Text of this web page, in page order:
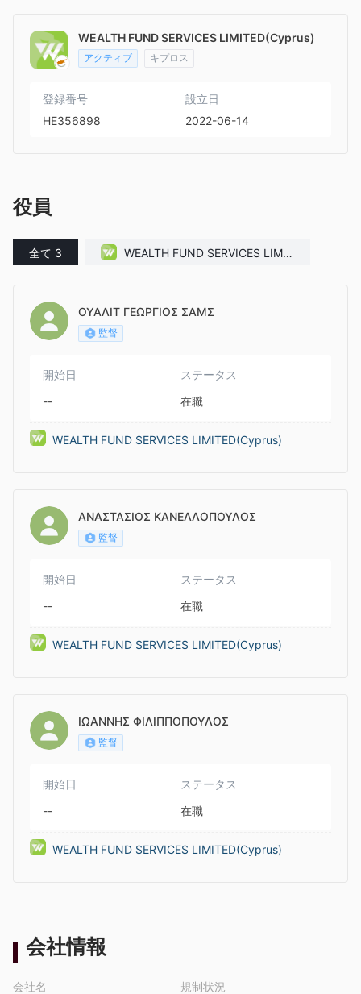
WEALTH FUND SERVICES LIMITED(Cyprus)
アクティブ キプロス
登録番号
HE356898
設立日
2022-06-14
役員
全て 3
WEALTH FUND SERVICES LIMIT
ΟΥΑΛΙΤ ΓΕΩΡΓΙΟΣ ΣΑΜΣ
監督
開始日
--
ステータス
在職
WEALTH FUND SERVICES LIMITED(Cyprus)
ΑΝΑΣΤΑΣΙΟΣ ΚΑΝΕΛΛΟΠΟΥΛΟΣ
監督
開始日
--
ステータス
在職
WEALTH FUND SERVICES LIMITED(Cyprus)
ΙΩΑΝΝΗΣ ΦΙΛΙΠΠΟΠΟΥΛΟΣ
監督
開始日
--
ステータス
在職
WEALTH FUND SERVICES LIMITED(Cyprus)
会社情報
会社名
規制状況